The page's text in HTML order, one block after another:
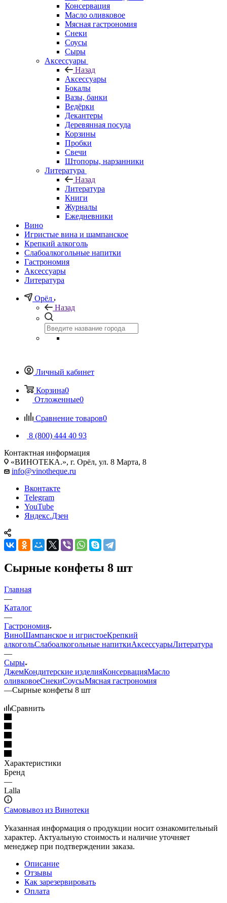
Консервация
Масло оливковое
Мясная гастрономия
Снеки
Соусы
Сыры
Аксессуары
Назад
Аксессуары
Бокалы
Вазы, банки
Ведёрки
Декантеры
Деревянная посуда
Корзины
Пробки
Свечи
Штопоры, нарзанники
Литература
Назад
Литература
Книги
Журналы
Ежедневники
Вино
Игристые вина и шампанское
Крепкий алкоголь
Слабоалкогольные напитки
Гастрономия
Аксессуары
Литература
Орёл
Назад
Личный кабинет
Корзина0
Отложенные0
Сравнение товаров0
8 (800) 444 40 93
Контактная информация
«ВИНОТЕКА.», г. Орёл, ул. 8 Марта, 8
info@vinotheque.ru
Вконтакте
Telegram
YouTube
Яндекс.Дзен
Сырные конфеты 8 шт
Главная
—
Каталог
—
Гастрономия
ВиноШампанское и игристоеКрепкий
алкогольСлабоалкогольные напиткиАксессуарыЛитература
—
Сыры
ДжемКондитерские изделияКонсервацияМасло
оливковоеСнекиСоусыМясная гастрономия
—Сырные конфеты 8 шт
Сравнить
Характеристики
Бренд
—
Lalla
Самовывоз из Винотеки
Указанная информация о продукции носит ознакомительный
характер. Актуальную стоимость и наличие уточняет
менеджер при подтверждении заказа.
Описание
Отзывы
Как зарезервировать
Оплата